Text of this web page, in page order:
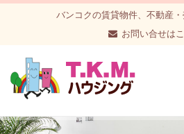
バンコクの賃貸物件、不動産
お問い合せは